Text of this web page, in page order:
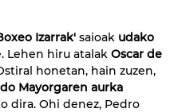
Izarrak' saioak udako
Lehen hiru atalak Oscar de
honetan, hain zuzen,
Mayorgaren aurka
dira. Ohi denez, Pedro